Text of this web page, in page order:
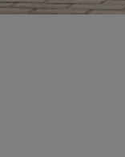
Yaris Cross